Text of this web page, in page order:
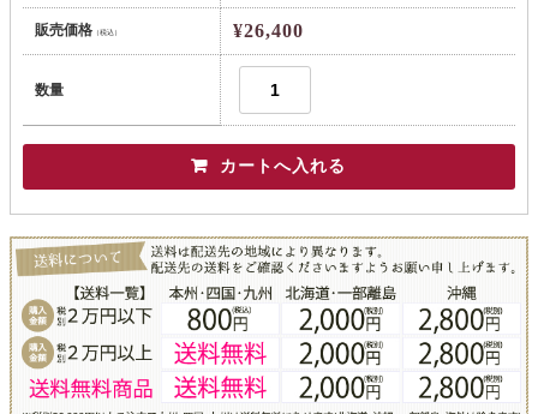
販売価格（税込） ¥26,400
数量